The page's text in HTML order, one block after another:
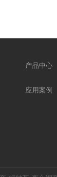
产品中心
应用案例